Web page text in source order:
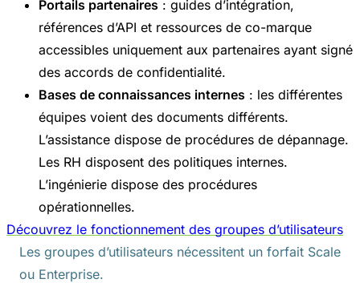
Portails partenaires : guides d’intégration,
références d’API et ressources de co-marque
accessibles uniquement aux partenaires ayant signé
des accords de confidentialité.
Bases de connaissances internes : les différentes
équipes voient des documents différents.
L’assistance dispose de procédures de dépannage.
Les RH disposent des politiques internes.
L’ingénierie dispose des procédures
opérationnelles.
Découvrez le fonctionnement des groupes d’utilisateurs
Les groupes d’utilisateurs nécessitent un forfait Scale
ou Enterprise.